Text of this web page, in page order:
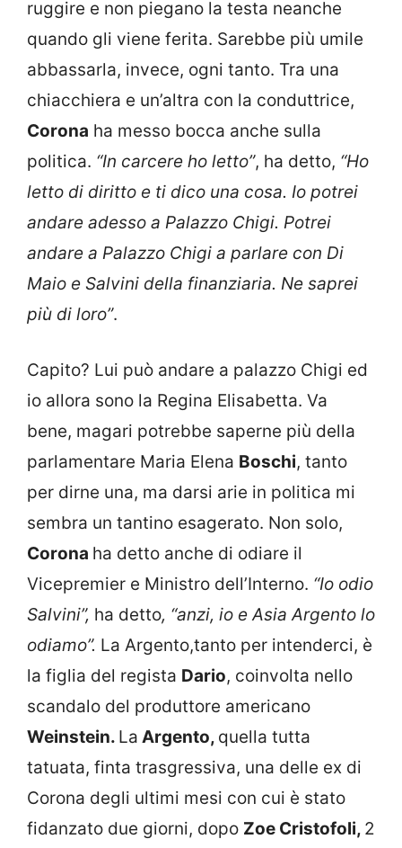
ruggire e non piegano la testa neanche
quando gli viene ferita. Sarebbe più umile
abbassarla, invece, ogni tanto. Tra una
chiacchiera e un’altra con la conduttrice,
Corona ha messo bocca anche sulla
politica. “In carcere ho letto”, ha detto, “Ho
letto di diritto e ti dico una cosa. Io potrei
andare adesso a Palazzo Chigi. Potrei
andare a Palazzo Chigi a parlare con Di
Maio e Salvini della finanziaria. Ne saprei
più di loro”.
Capito? Lui può andare a palazzo Chigi ed
io allora sono la Regina Elisabetta. Va
bene, magari potrebbe saperne più della
parlamentare Maria Elena Boschi, tanto
per dirne una, ma darsi arie in politica mi
sembra un tantino esagerato. Non solo,
Corona ha detto anche di odiare il
Vicepremier e Ministro dell’Interno. “Io odio
Salvini”, ha detto, “anzi, io e Asia Argento lo
odiamo”. La Argento,tanto per intenderci, è
la figlia del regista Dario, coinvolta nello
scandalo del produttore americano
Weinstein. La Argento, quella tutta
tatuata, finta trasgressiva, una delle ex di
Corona degli ultimi mesi con cui è stato
fidanzato due giorni, dopo Zoe Cristofoli, 2